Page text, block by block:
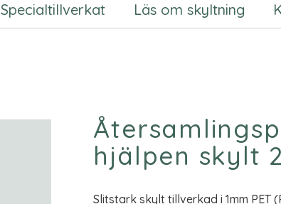
Specialtillverkat Läs om skyltning
hjälpen skylt
Slitstark skylt tillverkad i 1mm PET